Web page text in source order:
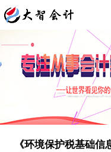
《环境保护税基础信